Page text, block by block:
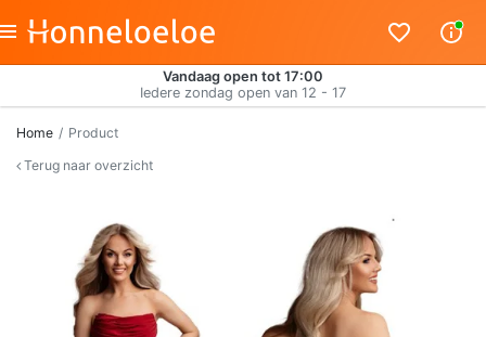
Vandaag open tot 17:00
Iedere zondag open van 12 - 17
Home
Product
Terug naar overzicht